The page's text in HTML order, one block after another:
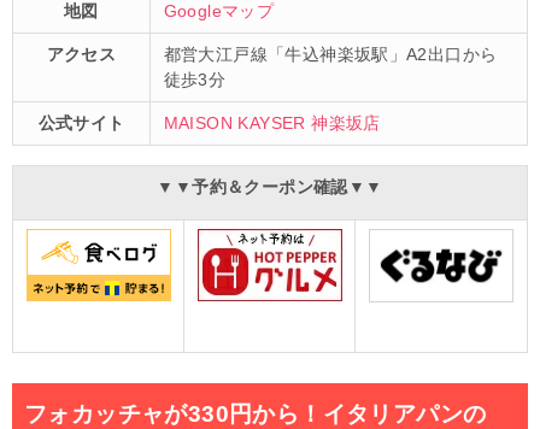
地図 Googleマップ
アクセス
都営大江戸線「牛込神楽坂駅」A2出口から
徒歩3分
公式サイト MAISON KAYSER 神楽坂店
▼▼予約＆クーポン確認▼▼
フォカッチャが330円から！イタリアパンの